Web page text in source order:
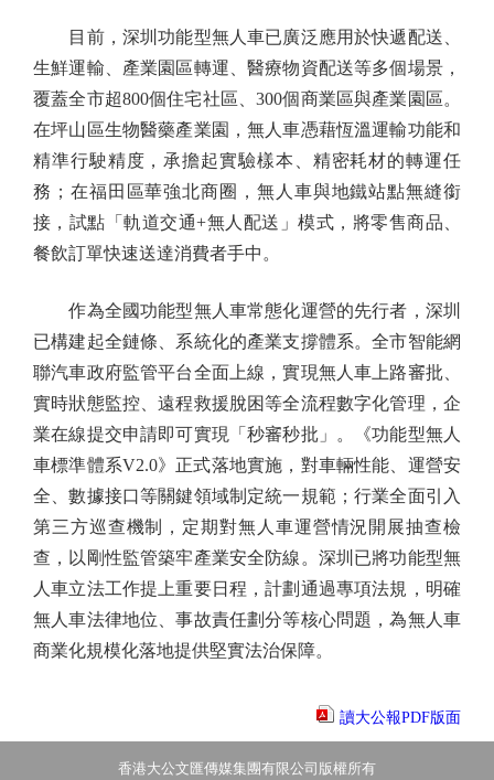
目前，深圳功能型無人車已廣泛應用於快遞配送、
生鮮運輸、產業園區轉運、醫療物資配送等多個場景，
覆蓋全市超800個住宅社區、300個商業區與產業園區。
在坪山區生物醫藥產業園，無人車憑藉恆溫運輸功能和
精準行駛精度，承擔起實驗樣本、精密耗材的轉運任
務；在福田區華強北商圈，無人車與地鐵站點無縫銜
接，試點「軌道交通+無人配送」模式，將零售商品、
餐飲訂單快速送達消費者手中。
作為全國功能型無人車常態化運營的先行者，深圳
已構建起全鏈條、系統化的產業支撐體系。全市智能網
聯汽車政府監管平台全面上線，實現無人車上路審批、
實時狀態監控、遠程救援脫困等全流程數字化管理，企
業在線提交申請即可實現「秒審秒批」。《功能型無人
車標準體系V2.0》正式落地實施，對車輛性能、運營安
全、數據接口等關鍵領域制定統一規範；行業全面引入
第三方巡查機制，定期對無人車運營情況開展抽查檢
查，以剛性監管築牢產業安全防線。深圳已將功能型無
人車立法工作提上重要日程，計劃通過專項法規，明確
無人車法律地位、事故責任劃分等核心問題，為無人車
商業化規模化落地提供堅實法治保障。
讀大公報PDF版面
香港大公文匯傳媒集團有限公司版權所有